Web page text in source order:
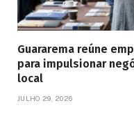
Guararema reúne
para impulsionar
local
JULHO 29, 2026